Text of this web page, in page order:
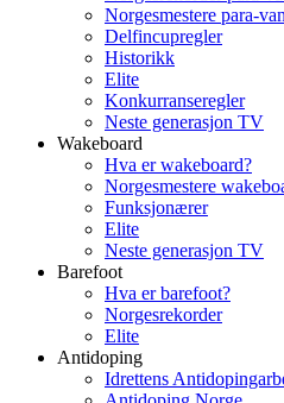
Norgesmestere para-
Delfincupregler
Historikk
Elite
Konkurranseregler
Neste generasjon TV
Wakeboard
Hva er wakeboard?
Norgesmestere
Funksjonærer
Elite
Neste generasjon TV
Barefoot
Hva er barefoot?
Norgesrekorder
Elite
Antidoping
Idrettens